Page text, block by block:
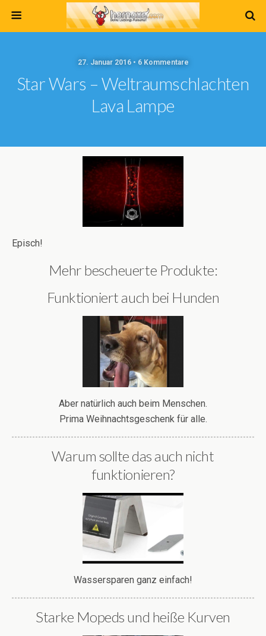
27. Januar 2016 • 6 Kommentare
Star Wars – Weltraumschlachten
Lava Lampe
Episch!
Mehr bescheuerte Produkte:
Funktioniert auch bei Hunden
Aber natürlich auch beim Menschen.
Prima Weihnachtsgeschenk für alle.
Warum sollte das auch nicht
funktionieren?
Wassersparen ganz einfach!
Starke Mopeds und heiße Kurven